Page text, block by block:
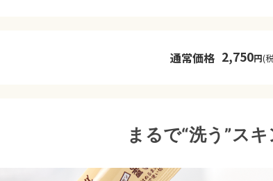
通常価格 2,750円(
まるで“洗う”ス